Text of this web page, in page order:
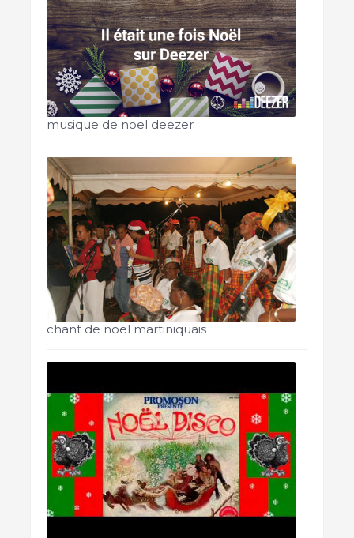
musique de noel deezer
chant de noel martiniquais